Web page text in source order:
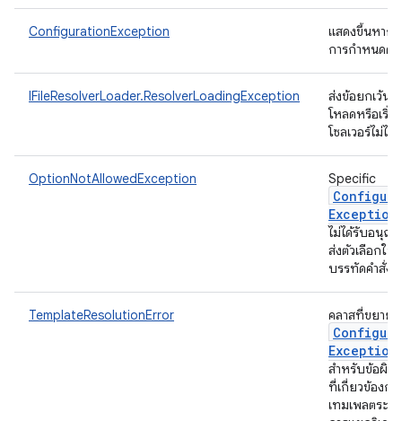
ConfigurationException
แสดงขึ้นหาก
การกำหนดค่า
IFileResolverLoader.ResolverLoadingException
ส่งข้อยกเว้นห
โหลดหรือเริ่ม
โซลเวอร์ไม่ได้
OptionNotAllowedException Specific
Exception
ไม่ได้รับอนุญ
ส่งตัวเลือกใน
บรรทัดคำสั่ง
TemplateResolutionError คลาสที่ขยาย
Exception
สำหรับข้อผิด
ที่เกี่ยวข้องกับ
เทมเพลตระห